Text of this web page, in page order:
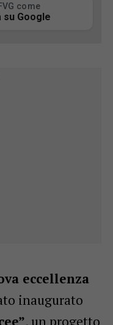
come
Google
eccellenza
inaugurato
, un progetto